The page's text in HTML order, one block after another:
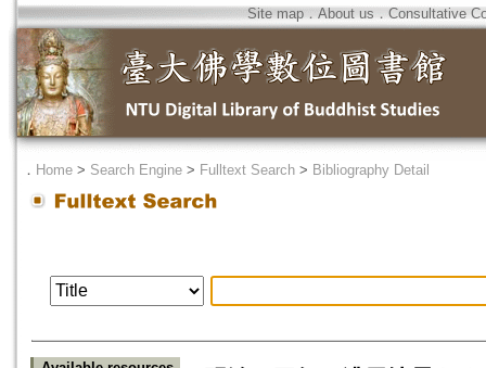
Site map．About us ． Consultative
． Home > Search Engine > Fulltext Search > Bibliography Detail